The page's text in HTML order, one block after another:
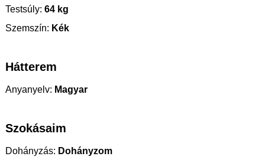
Testsúly: 64 kg
Szemszín: Kék
Hátterem
Anyanyelv: Magyar
Szokásaim
Dohányzás: Dohányzom